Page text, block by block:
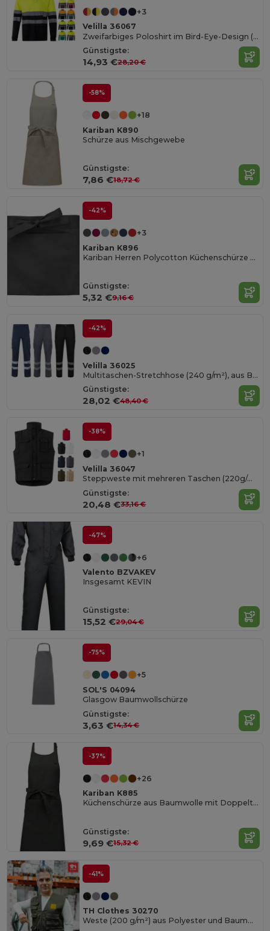
+3
Velilla 36067
Zweifarbiges Poloshirt im Bird-Eye-Design (160g/m²) mit langen Ärmeln, aus Polyester (100%)
Günstigste:
14,93 €28,20 €
-58%
+18
Kariban K890
Schürze aus Mischgewebe
Günstigste:
7,86 €18,72 €
-42%
+3
Kariban K896
Kariban Herren Polycotton Küchenschürze mit Taschen
Günstigste:
5,32 €9,16 €
-42%
Velilla 36025
Multitaschen-Stretchhose (240 g/m²), aus Baumwolle (46 %), EME (38 %) und Polyester (16 %)
Günstigste:
28,02 €48,40 €
-38%
+1
Velilla 36047
Steppweste mit mehreren Taschen (220g/m²), aus Polyester (100%)
Günstigste:
20,48 €33,16 €
-47%
+6
Valento BZVAKEV
Insgesamt KEVIN
Günstigste:
15,52 €29,04 €
-75%
+5
SOL'S 04094
Glasgow Baumwollschürze
Günstigste:
3,63 €14,34 €
-37%
+26
Kariban K885
Küchenschürze aus Baumwolle mit Doppeltasche
Günstigste:
9,69 €15,32 €
-41%
TH Clothes 30270
Weste (200 g/m²) aus Polyester und Baumwolle